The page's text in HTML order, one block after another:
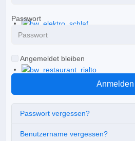
Passwort
Angemeldet bleiben
Anmelden
Passwort vergessen?
Benutzername vergessen?